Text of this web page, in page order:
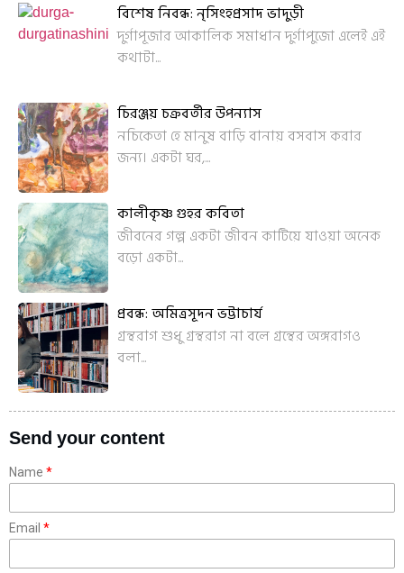
বিশেষ নিবন্ধ: নৃসিংহপ্রসাদ ভাদুড়ী
দুর্গাপূজার আকালিক সমাধান দুর্গাপুজো এলেই এই
কথাটা...
চিরঞ্জয় চক্রবর্তীর উপন্যাস
নচিকেতা হে মানুষ বাড়ি বানায় বসবাস করার
জন্য। একটা ঘর,...
কালীকৃষ্ণ গুহর কবিতা
জীবনের গল্প একটা জীবন কাটিয়ে যাওয়া অনেক
বড়ো একটা...
প্রবন্ধ: অমিত্রসূদন ভট্টাচার্য
গ্রন্থরাগ শুধু গ্রন্থরাগ না বলে গ্রন্থের অঙ্গরাগও
বলা...
Send your content
Name
Email